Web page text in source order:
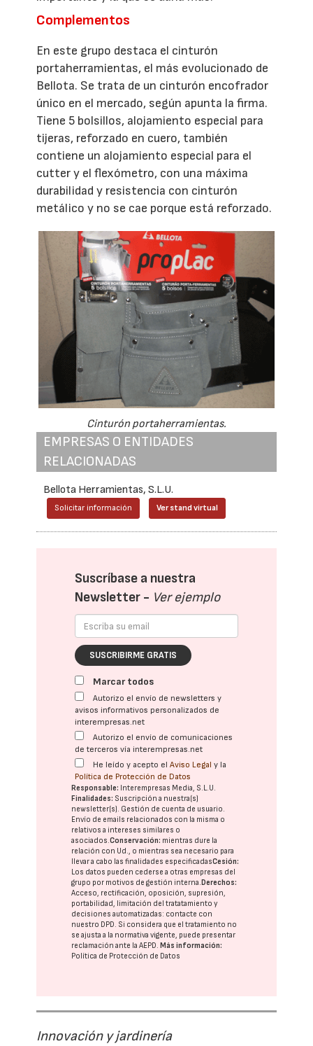
Complementos
En este grupo destaca el cinturón
portaherramientas, el más evolucionado de
Bellota. Se trata de un cinturón encofrador
único en el mercado, según apunta la firma.
Tiene 5 bolsillos, alojamiento especial para
tijeras, reforzado en cuero, también
contiene un alojamiento especial para el
cutter y el flexómetro, con una máxima
durabilidad y resistencia con cinturón
metálico y no se cae porque está reforzado.
Cinturón portaherramientas.
EMPRESAS O ENTIDADES
RELACIONADAS
Bellota Herramientas, S.L.U.
Solicitar información Ver stand virtual
Suscríbase a nuestra
Newsletter - Ver ejemplo
SUSCRIBIRME GRATIS
Marcar todos
Autorizo el envío de newsletters y
avisos informativos personalizados de
interempresas.net
Autorizo el envío de comunicaciones
de terceros vía interempresas.net
He leído y acepto elAviso Legal y la
Política de Protección de Datos
Responsable: Interempresas Media, S.L.U.
Finalidades: Suscripción a nuestra(s)
newsletter(s). Gestión de cuenta de usuario.
Envío de emails relacionados con la misma o
relativos a intereses similares o
asociados.Conservación: mientras dure la
relación con Ud., o mientras sea necesario para
llevar a cabo las finalidades especificadasCesión:
Los datos pueden cederse a otras empresas del
grupo por motivos de gestión interna. Derechos:
Acceso, rectificación, oposición, supresión,
portabilidad, limitación del tratatamiento y
decisiones automatizadas: contacte con
nuestro DPD. Si considera que el tratamiento no
se ajusta a la normativa vigente, puede presentar
reclamación ante laAEPD. Más información:
Política de Protección de Datos
Innovación y jardinería